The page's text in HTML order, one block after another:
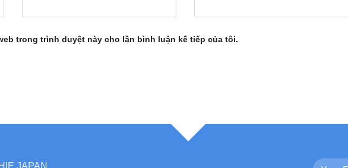
trong trình duyệt này cho lần bình luận kế tiếp của tôi.
JAPAN